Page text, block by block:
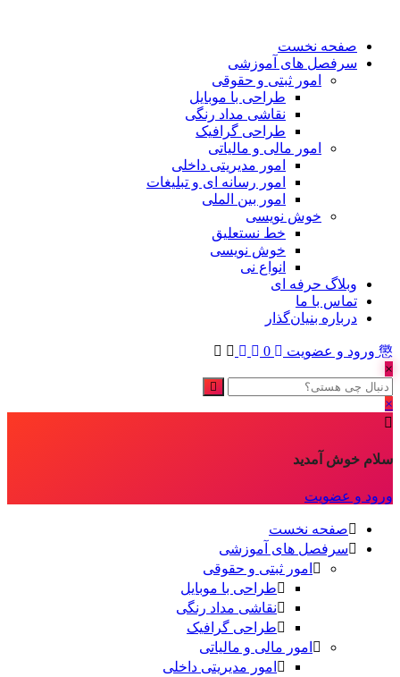
صفحه نخست
سرفصل های آموزشی
امور ثبتی و حقوقی
طراحی با موبایل
نقاشی مداد رنگی
طراحی گرافیک
امور مالی و مالیاتی
امور مدیریتی داخلی
امور رسانه ای و تبلیغات
امور بین الملی
خوش نویسی
خط نستعلیق
خوش نویسی
انواع نی
وبلاگ حرفه ای
تماس با ما
درباره بنیان‌گذار
ورود و عضویت
0
×
×
سلام خوش آمدید
ورود و عضویت
صفحه نخست
سرفصل های آموزشی
امور ثبتی و حقوقی
طراحی با موبایل
نقاشی مداد رنگی
طراحی گرافیک
امور مالی و مالیاتی
امور مدیریتی داخلی